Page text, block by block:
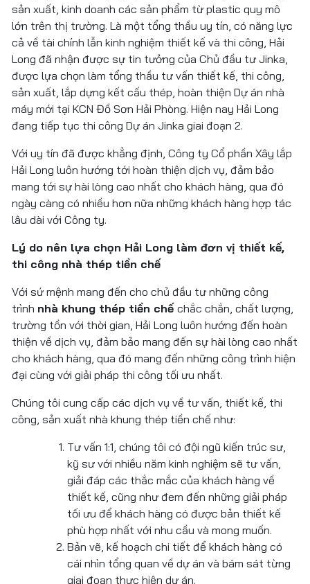
sản xuất, kinh doanh các sản phẩm từ plastic quy mô
lớn trên thị trường. Là một tổng thầu uy tín, có năng lực
cả về tài chính lẫn kinh nghiệm thiết kế và thi công, Hải
Long đã nhận được sự tin tưởng của Chủ đầu tư Jinka,
được lựa chọn làm tổng thầu tư vấn thiết kế, thi công,
sản xuất, lắp dựng kết cấu thép, hoàn thiện Dự án nhà
máy mới tại KCN Đồ Sơn Hải Phòng. Hiện nay Hải Long
đang tiếp tục thi công Dự án Jinka giai đoạn 2.
Với uy tín đã được khẳng định, Công ty Cổ phần Xây lắp
Hải Long luôn hướng tới hoàn thiện dịch vụ, đảm bảo
mang tới sự hài lòng cao nhất cho khách hàng, qua đó
ngày càng có nhiều hơn nữa những khách hàng hợp tác
lâu dài với Công ty.
Lý do nên lựa chọn Hải Long làm đơn vị thiết kế,
thi công nhà thép tiền chế
Với sứ mệnh mang đến cho chủ đầu tư những công
trình nhà khung thép tiền chế chắc chắn, chất lượng,
trường tồn với thời gian, Hải Long luôn hướng đến hoàn
thiện về dịch vụ, đảm bảo mang đến sự hài lòng cao nhất
cho khách hàng, qua đó mang đến những công trình hiện
đại cùng với giải pháp thi công tối ưu nhất.
Chúng tôi cung cấp các dịch vụ về tư vấn, thiết kế, thi
công, sản xuất nhà khung thép tiền chế như:
Tư vấn 1:1, chúng tôi có đội ngũ kiến trúc sư,
kỹ sư với nhiều năm kinh nghiệm sẽ tư vấn,
giải đáp các thắc mắc của khách hàng về
thiết kế, cũng như đem đến những giải pháp
tối ưu để khách hàng có được bản thiết kế
phù hợp nhất với nhu cầu và mong muốn.
Bản vẽ, kế hoạch chi tiết để khách hàng có
cái nhìn tổng quan về dự án và bám sát từng
giai đoạn thực hiện dự án.